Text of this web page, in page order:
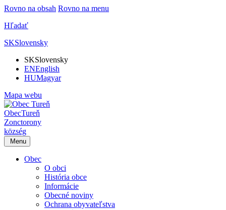
Rovno na obsah Rovno na menu
Hľadať
SKSlovensky
SKSlovensky
ENEnglish
HUMagyar
Mapa webu
ObecTureň
Zonctorony
község
Menu
Obec
O obci
História obce
Informácie
Obecné noviny
Ochrana obyvateľstva